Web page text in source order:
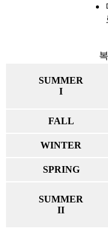
SUMMER
I
FALL
WINTER
SPRING
SUMMER
II